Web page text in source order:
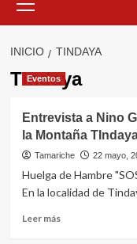
primario
INICIO TINDAYA
Tindaya
Eventos
Entrevista a Nino
la Montaña
Tamariche 22 mayo,
Huelga de Hambre
En la localidad de
Leer másLeer